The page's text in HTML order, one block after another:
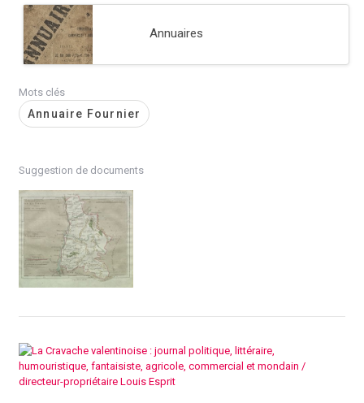
Annuaires
Mots clés
Annuaire Fournier
Suggestion de documents